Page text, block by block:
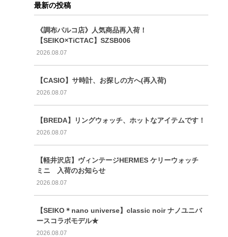
最新の投稿
《調布パルコ店》人気商品再入荷！
【SEIKO×TiCTAC】SZSB006
2026.08.07
【CASIO】サ時計、お探しの方へ(再入荷)
2026.08.07
【BREDA】リングウォッチ、ホットなアイテムです！
2026.08.07
【軽井沢店】ヴィンテージHERMES ケリーウォッチ
ミニ 入荷のお知らせ
2026.08.07
【SEIKO＊nano universe】classic noir ナノユニバ
ースコラボモデル★
2026.08.07